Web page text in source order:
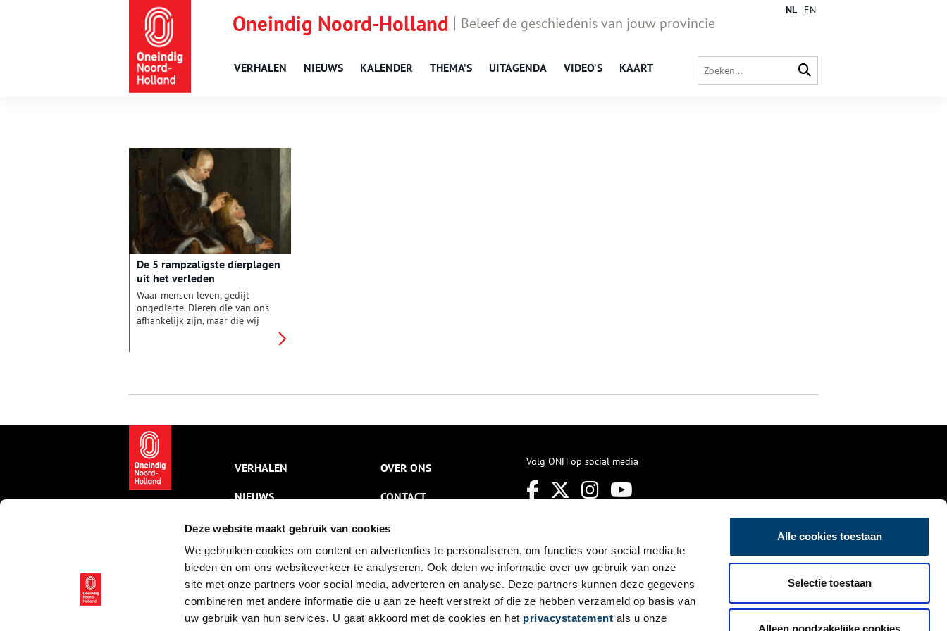
Deze website maakt gebruik van cookies
We gebruiken cookies om content en advertenties te personaliseren, om functies voor social media te
bieden en om ons websiteverkeer te analyseren. Ook delen we informatie over uw gebruik van onze
site met onze partners voor social media, adverteren en analyse. Deze partners kunnen deze gegevens
combineren met andere informatie die u aan ze heeft verstrekt of die ze hebben verzameld op basis van
uw gebruik van hun services. U gaat akkoord met de cookies en het privacystatement als u onze
Alle cookies toestaan
Selectie toestaan
Alleen noodzakelijke cookies
Oneindig Noord-Holland Beleef de geschiedenis van jouw provincie
VERHALEN NIEUWS KALENDER THEMA’S UITAGENDA VIDEO’S KAART
NL EN
De 5 rampzaligste dierplagen
uit het verleden
Waar mensen leven, gedijt
ongedierte. Dieren die van ons
afhankelijk zijn, maar die wij
botsingen komt. Van muggen
verleden voor je op een rijtje
gezet.
VERHALEN
NIEUWS
KALENDER
THEMA’S
ACTIVITEITEN
VIDEO’S
OVER ONS
CONTACT
NIEUWSBRIEF
DISCLAIMER
PRIVACY
TOEGANKELIJKHEID
Volg ONH op social media